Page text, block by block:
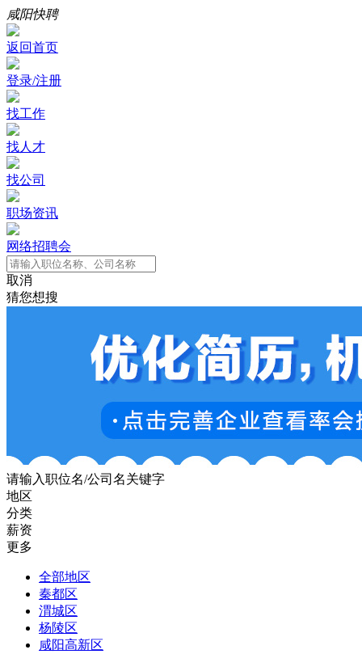
咸阳快聘
返回首页
登录/注册
找工作
找人才
找公司
职场资讯
网络招聘会
取消
猜您想搜
请输入职位名/公司名关键字
地区
分类
薪资
更多
全部地区
秦都区
渭城区
杨陵区
咸阳高新区